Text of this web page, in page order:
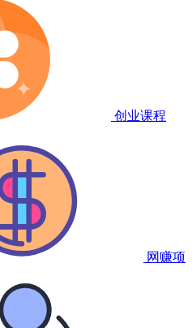
创业课程
网赚项